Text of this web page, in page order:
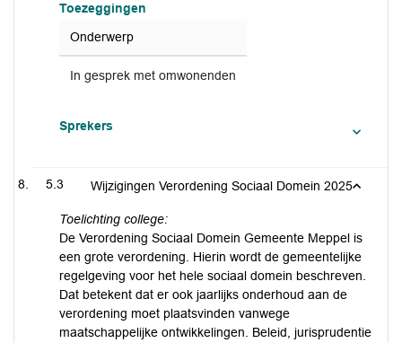
Toezeggingen
Onderwerp
In gesprek met omwonenden
Sprekers
5.3 Wijzigingen Verordening Sociaal Domein 2025
Toelichting college:
De Verordening Sociaal Domein Gemeente Meppel is
een grote verordening. Hierin wordt de gemeentelijke
regelgeving voor het hele sociaal domein beschreven.
Dat betekent dat er ook jaarlijks onderhoud aan de
verordening moet plaatsvinden vanwege
maatschappelijke ontwikkelingen. Beleid, jurisprudentie